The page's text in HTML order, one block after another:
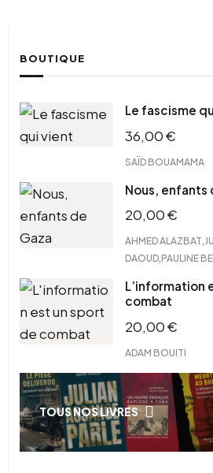
BOUTIQUE
Le fascisme
36,00€
SAÏD BOUAMAMA
Nous, enfants
20,00€
AHMED ALAZBAT,
DAOUD,PAULINE
L’information
combat
20,00€
ADAM BOUITI
TOUS NOS LIVRES